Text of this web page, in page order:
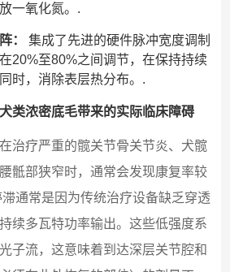
一氧化氮。.
：
集成了先进的硬件脉冲宽度调制
20%至80%之间调节，在保持持续
时，消除表层热分布。.
类浓密底毛带来的实际临床障碍
治疗严重的髋关节骨关节炎、犬髋
骶部狭窄时，通常会发现康复率较
通常是因为传统治疗设备缺乏穿透
续多瓦特功率输出。这些低强度系
子流，这意味着到达深层关节腔和